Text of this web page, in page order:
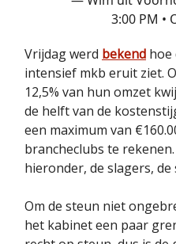
3:00 PM •
Vrijdag werd bekend hoe
intensief mkb eruit ziet.
12,5% van hun omzet
de helft van de
een maximum van
brancheclubs te
hieronder, de slagers, de
Om de steun niet
het kabinet een paar